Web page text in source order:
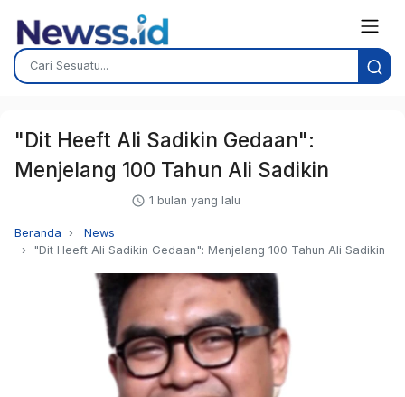
"Dit Heeft Ali Sadikin Gedaan":
Menjelang 100 Tahun Ali Sadikin
1 bulan yang lalu
Beranda
News
"Dit Heeft Ali Sadikin Gedaan": Menjelang 100 Tahun Ali Sadikin